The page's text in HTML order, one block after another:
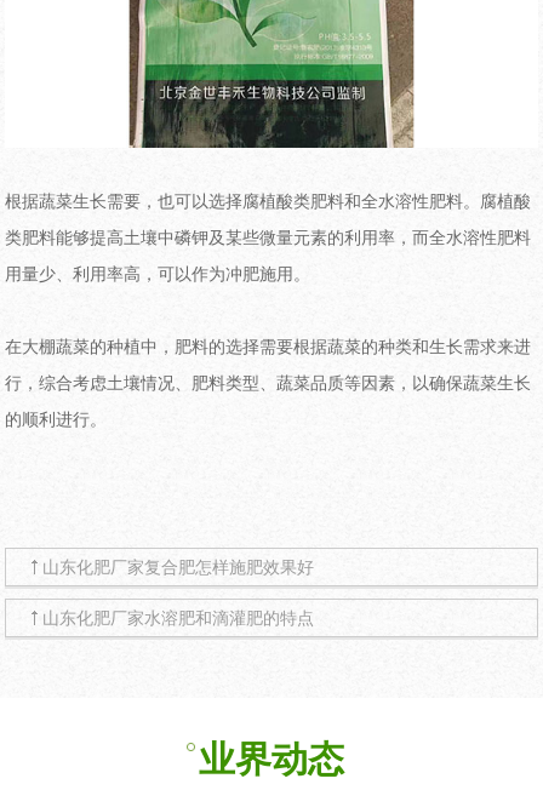
根据蔬菜生长需要，也可以选择腐植酸类肥料和全水溶性肥料。腐植酸
类肥料能够提高土壤中磷钾及某些微量元素的利用率，而全水溶性肥料
用量少、利用率高，可以作为冲肥施用。
在大棚蔬菜的种植中，肥料的选择需要根据蔬菜的种类和生长需求来进
行，综合考虑土壤情况、肥料类型、蔬菜品质等因素，以确保蔬菜生长
的顺利进行。
山东化肥厂家复合肥怎样施肥效果好
山东化肥厂家水溶肥和滴灌肥的特点
业界动态